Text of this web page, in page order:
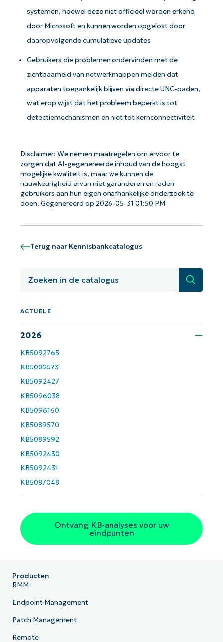
systemen, hoewel deze niet officieel worden erkend
door Microsoft en kunnen worden opgelost door
daaropvolgende cumulatieve updates
Gebruikers die problemen ondervinden met de
zichtbaarheid van netwerkmappen melden dat
apparaten toegankelijk blijven via directe UNC-paden,
wat erop wijst dat het probleem beperkt is tot
detectiemechanismen en niet tot kernconnectiviteit
Disclaimer: We nemen maatregelen om ervoor te
zorgen dat AI-gegenereerde inhoud van de hoogst
mogelijke kwaliteit is, maar we kunnen de
nauwkeurigheid ervan niet garanderen en raden
gebruikers aan hun eigen onafhankelijke onderzoek te
doen. Gegenereerd op 2026-05-31 01:50 PM
Terug naar Kennisbankcatalogus
Zoeken
ACTUELE
2026
KB5092765
KB5089573
KB5092427
KB5096038
KB5096160
KB5089570
KB5089592
KB5092430
KB5092431
KB5087048
Ontvang KB-analyses voor uw
eindpunten
Land
Company
name*
Producten
RMM
Endpoint Management
Patch Management
Remote